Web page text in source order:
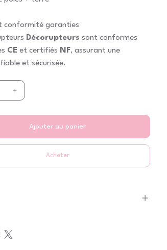
conformité garanties
Décorupteurs sont conformes
CE et certifiés NF, assurant une
et sécurisée.
Ajouter au panier
Acheter